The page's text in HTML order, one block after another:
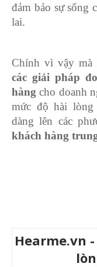
đảm bảo sự sống
lai.
Chính vì vậy mà
các giải pháp
hàng cho doanh
mức độ hài lòng
dàng lên các
khách hàng
Hearme.vn